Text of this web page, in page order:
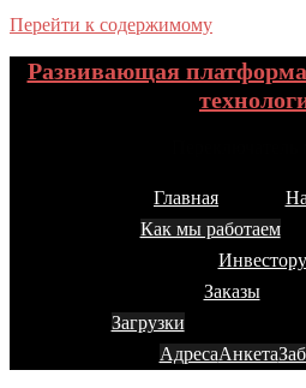
Перейти к содержимому
Развивающая
Главная
Как мы работаем
Инвестору
Заказы
Загрузки
АдресаАнкета